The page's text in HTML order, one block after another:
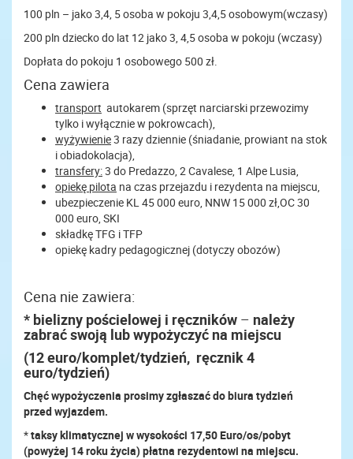
100 pln – jako 3,4, 5 osoba w pokoju 3,4,5 osobowym(wczasy)
200 pln dziecko do lat 12 jako 3, 4,5 osoba w pokoju (wczasy)
Dopłata do pokoju 1 osobowego 500 zł.
Cena zawiera
transport autokarem (sprzęt narciarski przewozimy
tylko i wyłącznie w pokrowcach),
wyżywienie3 razy dziennie (śniadanie, prowiant na stok
i obiadokolacja),
transfery:3 do Predazzo, 2 Cavalese, 1 Alpe Lusia,
opiekę pilota na czas przejazdu i rezydenta na miejscu,
ubezpieczenie KL 45 000 euro, NNW 15 000 zł,OC 30
000 euro, SKI
składkę TFG i TFP
opiekę kadry pedagogicznej (dotyczy obozów)
Cena nie zawiera:
* bielizny pościelowej i ręczników – należy
zabrać swoją lub wypożyczyć na miejscu
(12 euro/komplet/tydzień, ręcznik 4
euro/tydzień)
Chęć wypożyczenia prosimy zgłaszać do biura tydzień
przed wyjazdem.
*taksy klimatycznej w wysokości 17,50 Euro/os/pobyt
(powyżej 14 roku życia) płatna rezydentowi na miejscu.